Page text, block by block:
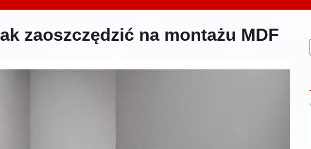
zaoszczędzić na montażu MDF